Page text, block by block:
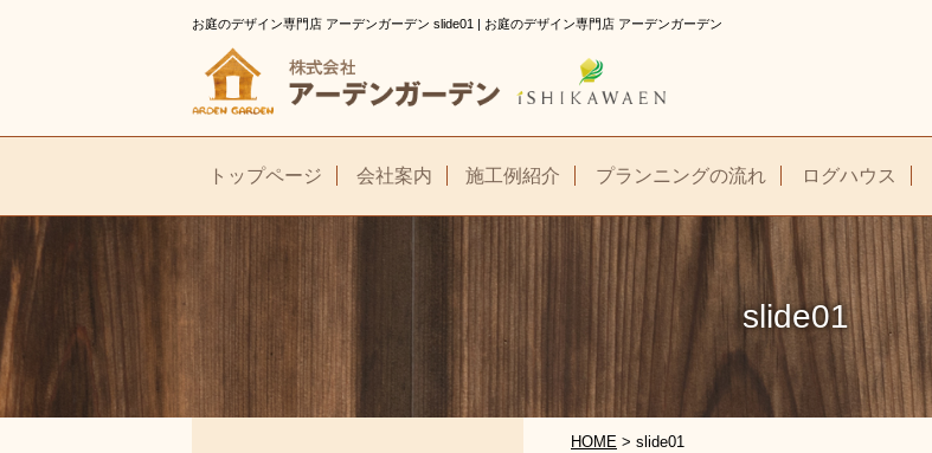
お庭のデザイン専門店 アーデンガーデン slide01 | お庭のデザイン専門店 アーデンガーデン
トップページ 会社案内 施工例紹介 プランニングの流れ ログハウス
slide01
HOME > slide01